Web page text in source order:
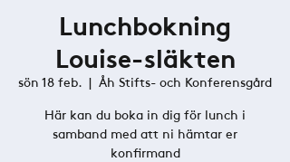
Lunchbokning
Louise-släkten
sön 18 feb.
  |
Åh Stifts- och Konferensgård
Här kan du boka in dig för lunch i
samband med att ni hämtar er
konfirmand